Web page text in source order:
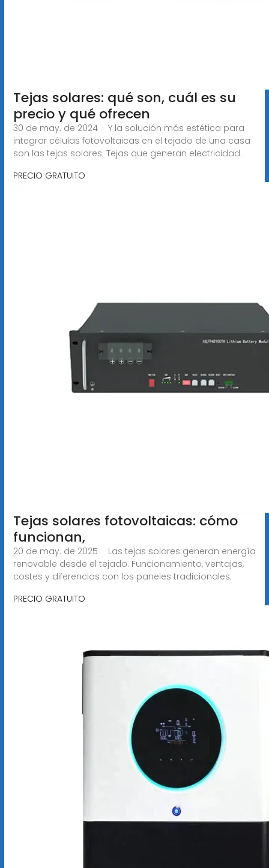
Tejas solares: qué son, cuál es su
precio y qué ofrecen
30 de may. de 2024 · Y la solución más estética para
integrar células fotovoltaicas en el tejado de una casa
son las tejas solares. Tejas que generan electricidad.
PRECIO GRATUITO
Tejas solares fotovoltaicas: cómo
funcionan,
20 de may. de 2025 · Las tejas solares generan energía
renovable desde el tejado. Funcionamiento, ventajas,
costes y diferencias con los paneles tradicionales.
PRECIO GRATUITO